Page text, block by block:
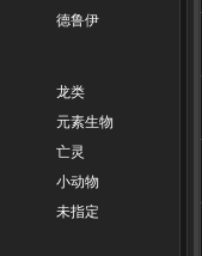
德鲁伊
龙类
元素生物
亡灵
小动物
未指定